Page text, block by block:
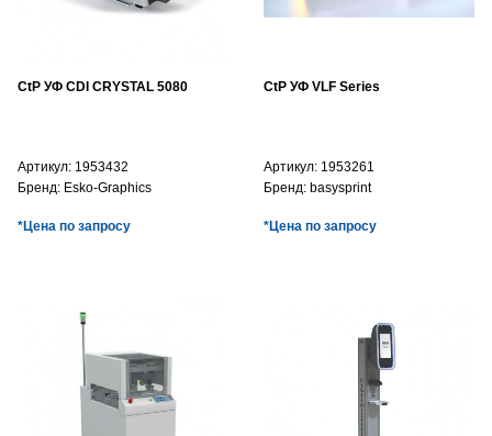
CtP УФ CDI CRYSTAL 5080
Артикул: 1953432
Бренд: Esko-Graphics
*Цена по запросу
CtP УФ VLF Series
Артикул: 1953261
Бренд: basysprint
*Цена по запросу